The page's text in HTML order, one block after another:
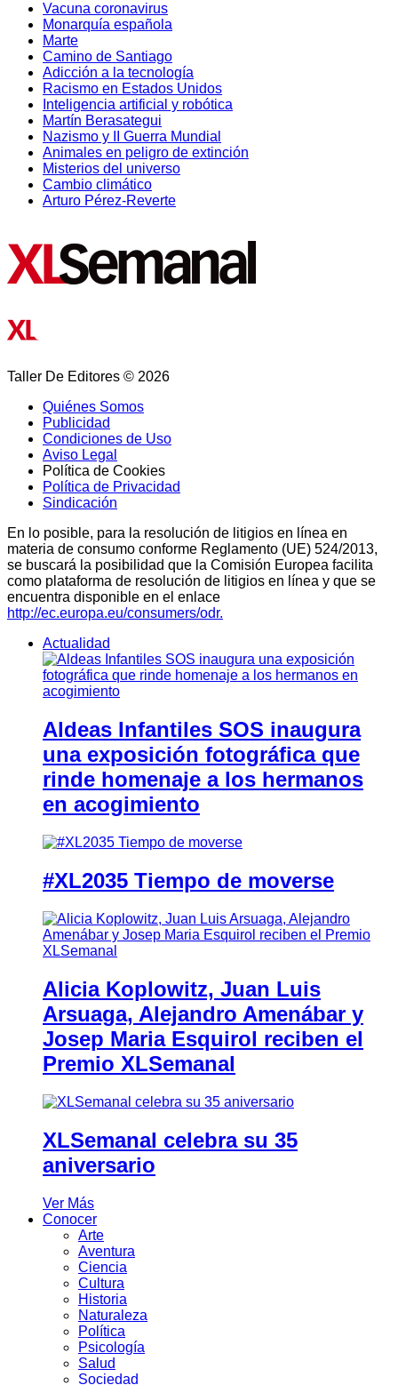
Vacuna coronavirus
Monarquía española
Marte
Camino de Santiago
Adicción a la tecnología
Racismo en Estados Unidos
Inteligencia artificial y robótica
Martín Berasategui
Nazismo y II Guerra Mundial
Animales en peligro de extinción
Misterios del universo
Cambio climático
Arturo Pérez-Reverte
Taller De Editores © 2026
Quiénes Somos
Publicidad
Condiciones de Uso
Aviso Legal
Política de Cookies
Política de Privacidad
Sindicación
En lo posible, para la resolución de litigios en línea en
materia de consumo conforme Reglamento (UE) 524/2013,
se buscará la posibilidad que la Comisión Europea facilita
como plataforma de resolución de litigios en línea y que se
encuentra disponible en el enlace
http://ec.europa.eu/consumers/odr.
Actualidad
Aldeas Infantiles SOS inaugura
una exposición fotográfica que
rinde homenaje a los hermanos
en acogimiento
#XL2035 Tiempo de moverse
Alicia Koplowitz, Juan Luis
Arsuaga, Alejandro Amenábar y
Josep Maria Esquirol reciben el
Premio XLSemanal
XLSemanal celebra su 35
aniversario
Ver Más
Conocer
Arte
Aventura
Ciencia
Cultura
Historia
Naturaleza
Política
Psicología
Salud
Sociedad